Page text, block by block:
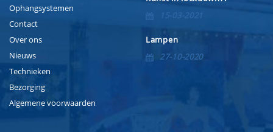
Ophangsystemen
Contact
Over ons
Nieuws
Technieken
Bezorging
Algemene voorwaarden
15-03-2021
Lampen
27-10-2020